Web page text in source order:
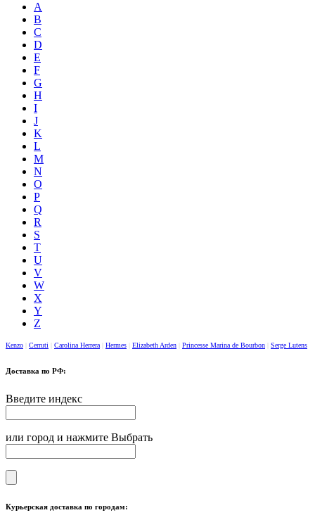
A
B
C
D
E
F
G
H
I
J
K
L
M
N
O
P
Q
R
S
T
U
V
W
X
Y
Z
Kenzo Cerruti Carolina Herrera Hermes Elizabeth Arden Princesse Marina de Bourbon Serge Lutens
Доставка по РФ:
Введите индекс
или город и нажмите Выбрать
Курьерская доставка по городам: